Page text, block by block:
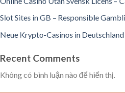
Slot Sites in GB – Responsible
Neue Krypto-Casinos in Deutschland
Recent Comments
Không có bình luận nào để hiển thị.